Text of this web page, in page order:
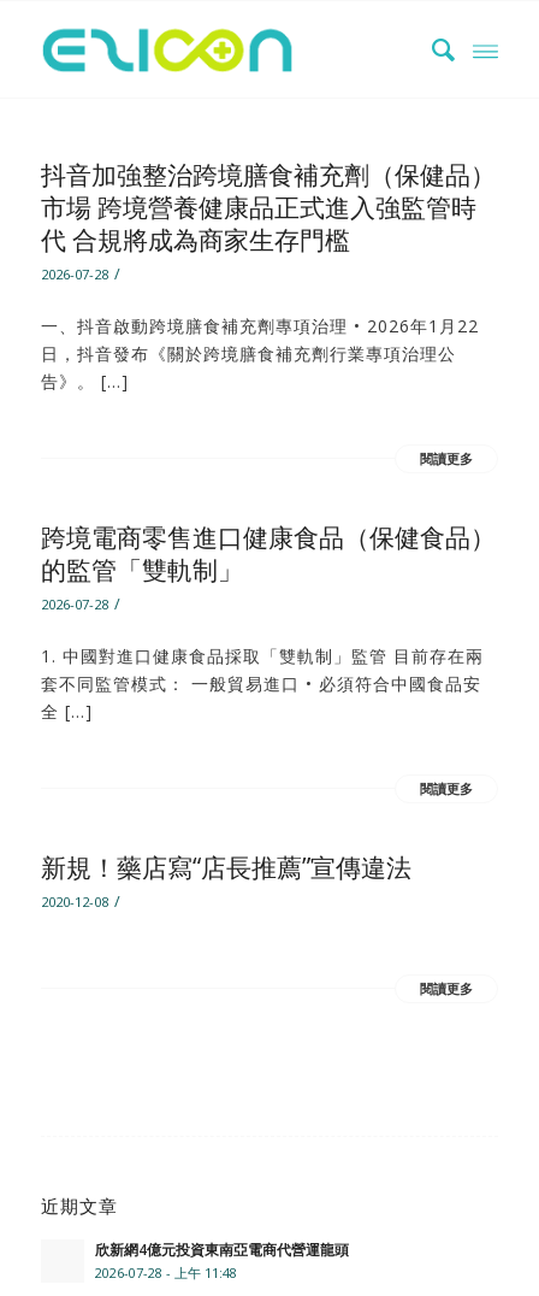
抖音加強整治跨境膳食補充劑（保健品）
市場 跨境營養健康品正式進入強監管時
代 合規將成為商家生存門檻
2026-07-28 /
一、抖音啟動跨境膳食補充劑專項治理 • 2026年1月22
日，抖音發布《關於跨境膳食補充劑行業專項治理公
告》。 […]
閱讀更多
跨境電商零售進口健康食品（保健食品）
的監管「雙軌制」
2026-07-28 /
1. 中國對進口健康食品採取「雙軌制」監管 目前存在兩
套不同監管模式： 一般貿易進口 • 必須符合中國食品安
全 […]
閱讀更多
新規！藥店寫“店長推薦”宣傳違法
2020-12-08 /
閱讀更多
近期文章
欣新網4億元投資東南亞電商代營運龍頭
2026-07-28 - 上午 11:48